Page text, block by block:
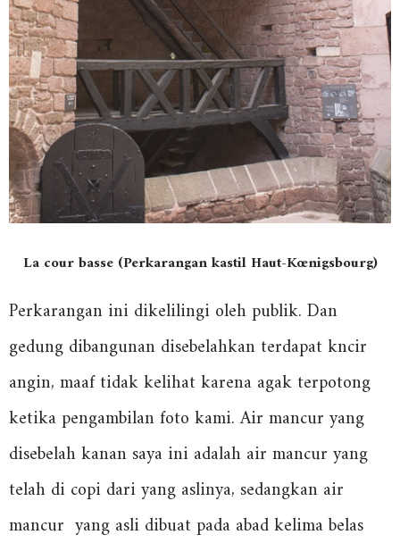
La cour basse (Perkarangan kastil Haut-Kœnigsbourg)
Perkarangan ini dikelilingi oleh publik. Dan
gedung dibangunan disebelahkan terdapat kncir
angin, maaf tidak kelihat karena agak terpotong
ketika pengambilan foto kami. Air mancur yang
disebelah kanan saya ini adalah air mancur yang
telah di copi dari yang aslinya, sedangkan air
mancur yang asli dibuat pada abad kelima belas